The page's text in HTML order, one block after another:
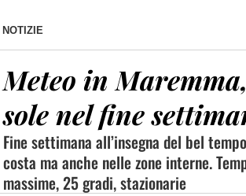
NOTIZIE
Meteo in
sole nel fine
Fine settimana all’insegna del bel
costa ma anche nelle zone interne.
massime, 25 gradi, stazionarie